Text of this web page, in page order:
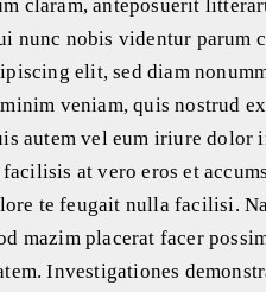
claram, anteposuerit
nunc nobis videntur parum
elit, sed diam
veniam, quis nostrud
autem vel eum iriure dolor
at vero eros et
te feugait nulla facilisi.
placerat facer
Investigationes